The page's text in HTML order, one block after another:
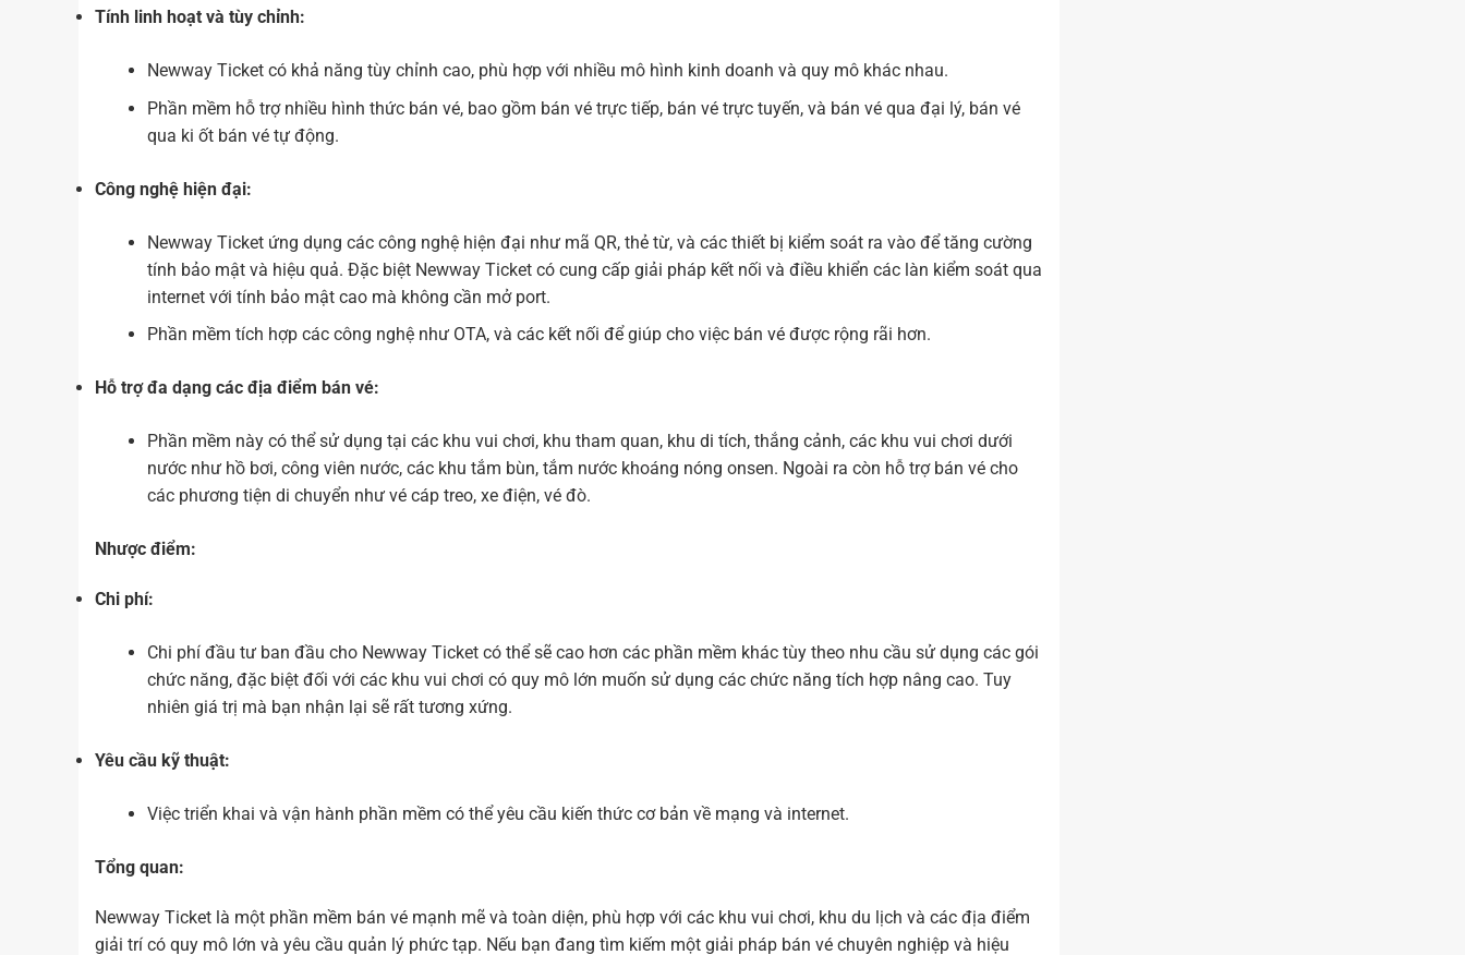
Tính linh hoạt và tùy chỉnh:
Newway Ticket có khả năng tùy chỉnh cao, phù hợp với nhiều mô hình kinh doanh và quy mô khác nhau.
Phần mềm hỗ trợ nhiều hình thức bán vé, bao gồm bán vé trực tiếp, bán vé trực tuyến, và bán vé qua đại lý, bán vé
qua ki ốt bán vé tự động.
Công nghệ hiện đại:
Newway Ticket ứng dụng các công nghệ hiện đại như mã QR, thẻ từ, và các thiết bị kiểm soát ra vào để tăng cường
tính bảo mật và hiệu quả. Đặc biệt Newway Ticket có cung cấp giải pháp kết nối và điều khiển các làn kiểm soát qua
internet với tính bảo mật cao mà không cần mở port.
Phần mềm tích hợp các công nghệ như OTA, và các kết nối để giúp cho việc bán vé được rộng rãi hơn.
Hỗ trợ đa dạng các địa điểm bán vé:
Phần mềm này có thể sử dụng tại các khu vui chơi, khu tham quan, khu di tích, thắng cảnh, các khu vui chơi dưới
nước như hồ bơi, công viên nước, các khu tắm bùn, tắm nước khoáng nóng onsen. Ngoài ra còn hỗ trợ bán vé cho
các phương tiện di chuyển như vé cáp treo, xe điện, vé đò.
Nhược điểm:
Chi phí:
Chi phí đầu tư ban đầu cho Newway Ticket có thể sẽ cao hơn các phần mềm khác tùy theo nhu cầu sử dụng các gói
chức năng, đặc biệt đối với các khu vui chơi có quy mô lớn muốn sử dụng các chức năng tích hợp nâng cao. Tuy
nhiên giá trị mà bạn nhận lại sẽ rất tương xứng.
Yêu cầu kỹ thuật:
Việc triển khai và vận hành phần mềm có thể yêu cầu kiến thức cơ bản về mạng và internet.
Tổng quan:
Newway Ticket là một phần mềm bán vé mạnh mẽ và toàn diện, phù hợp với các khu vui chơi, khu du lịch và các địa điểm
giải trí có quy mô lớn và yêu cầu quản lý phức tạp. Nếu bạn đang tìm kiếm một giải pháp bán vé chuyên nghiệp và hiệu